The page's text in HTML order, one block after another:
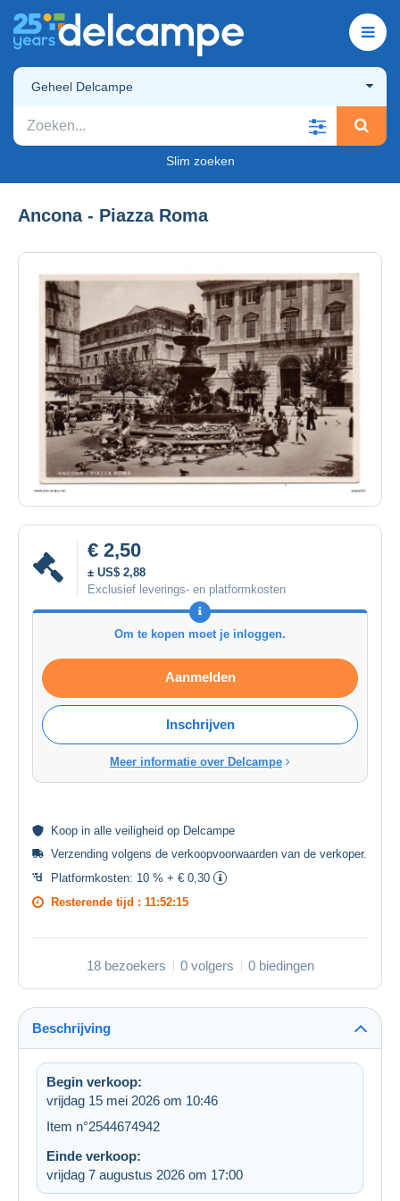
Geheel Delcampe
Slim zoeken
Ancona - Piazza Roma
€ 2,50
± US$ 2,88
Exclusief leverings- en platformkosten
Om te kopen moet je inloggen.
Aanmelden
Inschrijven
Meer informatie over Delcampe
Koop in alle veiligheid op Delcampe
Verzending volgens de verkoopvoorwaarden van de verkoper.
Platformkosten: 10 % + € 0,30
Resterende tijd : 11:52:15
18 bezoekers 0 volgers 0 biedingen
Beschrijving
Begin verkoop:
vrijdag 15 mei 2026 om 10:46
Item n°2544674942
Einde verkoop:
vrijdag 7 augustus 2026 om 17:00